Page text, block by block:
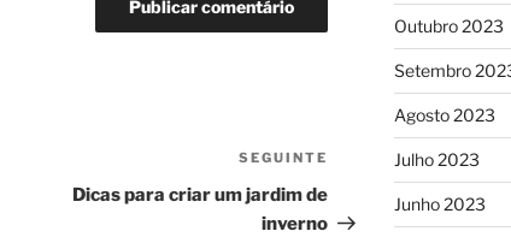
Conteúdo
seguinte
SEGUINTE
Dicas para criar um jardim de
inverno
Outubro 2023
Setembro
Agosto 2023
Julho 2023
Junho 2023